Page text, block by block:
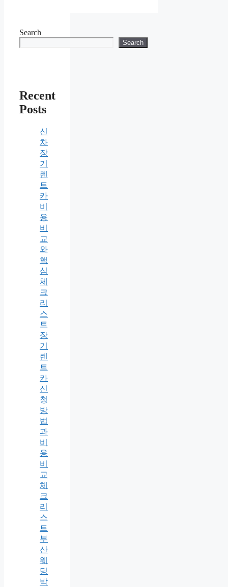
Search
Search
Recent
Posts
신
차
장
기
렌
트
카
비
용
비
교
와
핵
심
체
크
리
스
트
장
기
렌
트
카
신
청
방
법
과
비
용
비
교
체
크
리
스
트
부
산
웨
딩
박